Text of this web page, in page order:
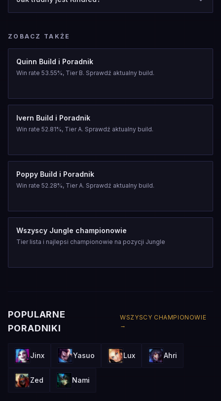
ZOBACZ TAKŻE
Quinn Build i Poradnik
Win rate 53.55%, Tier B. Sprawdź aktualny build.
Ivern Build i Poradnik
Win rate 52.81%, Tier A. Sprawdź aktualny build.
Poppy Build i Poradnik
Win rate 52.28%, Tier A. Sprawdź aktualny build.
Wszyscy Jungle championowie
Tier lista i najlepsi championowie na pozycji Jungle
POPULARNE
PORADNIKI
WSZYSCY CHAMPIONOWIE
→
Jinx Yasuo Lux Ahri
Zed Nami